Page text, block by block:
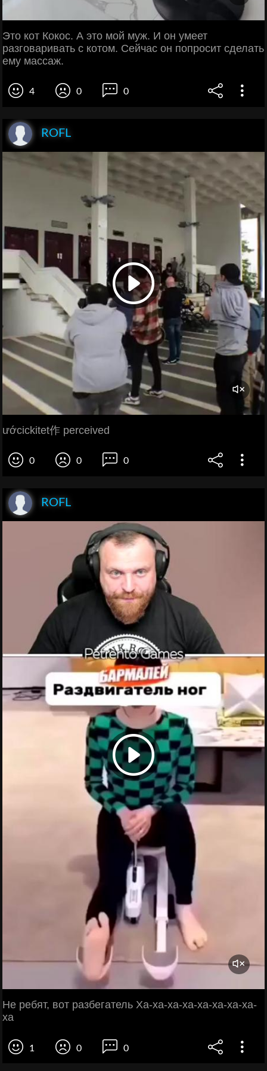
Это кот Кокос. А это мой муж. И он умеет
разговаривать с котом. Сейчас он попросит сделать
ему массаж.
4 0 0
ROFL
ướcickitet作 perceived
0 0 0
ROFL
Не ребят, вот разбегатель Ха-ха-ха-ха-ха-ха-ха-ха-
ха
1 0 0